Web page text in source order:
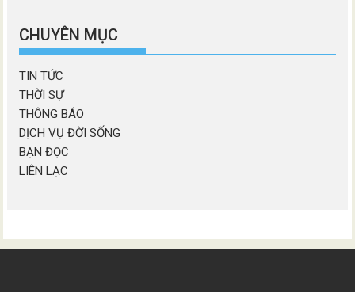
mục
CHUYÊN MỤC
TIN TỨC
THỜI SỰ
THÔNG BÁO
DỊCH VỤ ĐỜI SỐNG
BẠN ĐỌC
LIÊN LẠC